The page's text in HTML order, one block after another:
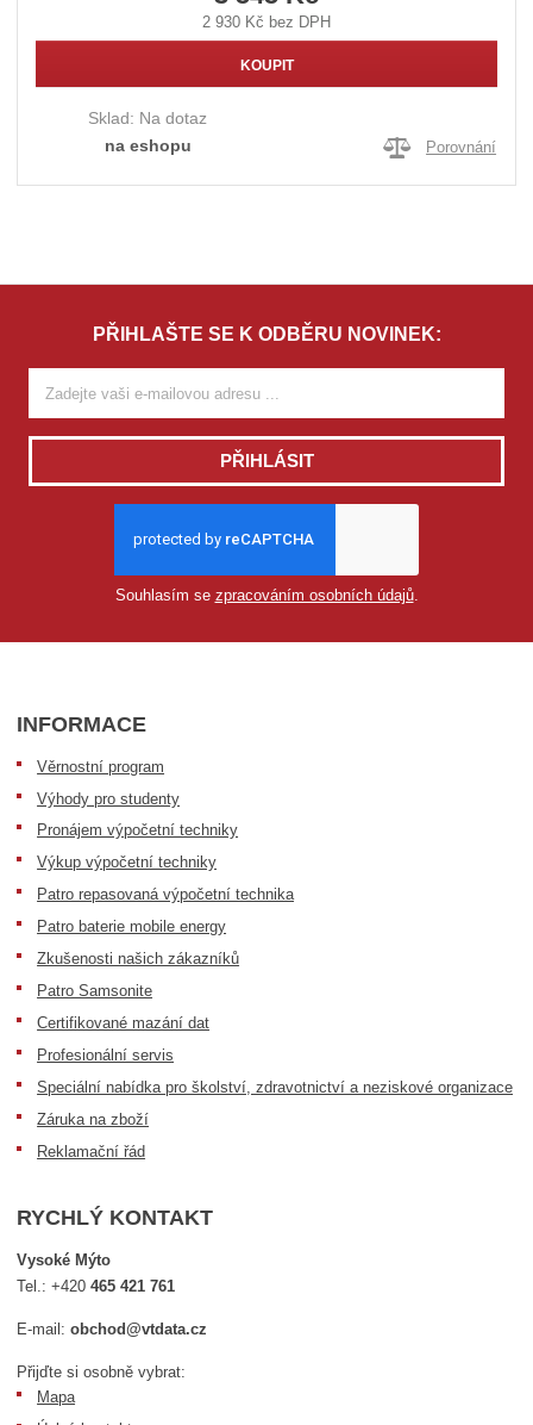
2 930 Kč bez DPH
KOUPIT
Sklad: Na dotaz
na eshopu
Porovnání
PŘIHLAŠTE SE K ODBĚRU NOVINEK:
PŘIHLÁSIT
Souhlasím se zpracováním osobních údajů.
INFORMACE
Věrnostní program
Výhody pro studenty
Pronájem výpočetní techniky
Výkup výpočetní techniky
Patro repasovaná výpočetní technika
Patro baterie mobile energy
Zkušenosti našich zákazníků
Patro Samsonite
Certifikované mazání dat
Profesionální servis
Speciální nabídka pro školství, zdravotnictví a neziskové organizace
Záruka na zboží
Reklamační řád
RYCHLÝ KONTAKT
Vysoké Mýto
Tel.:+420465 421 761
E-mail:obchod@vtdata.cz
Přijďte si osobně vybrat:
Mapa